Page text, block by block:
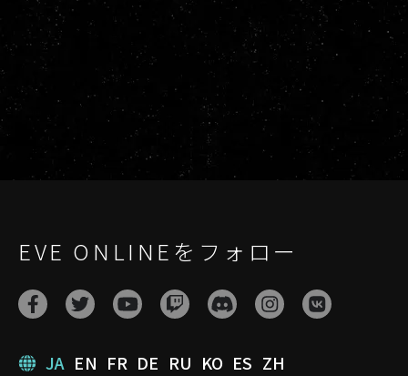
EVE ONLINEをフォロー
JA EN FR DE RU KO ES ZH